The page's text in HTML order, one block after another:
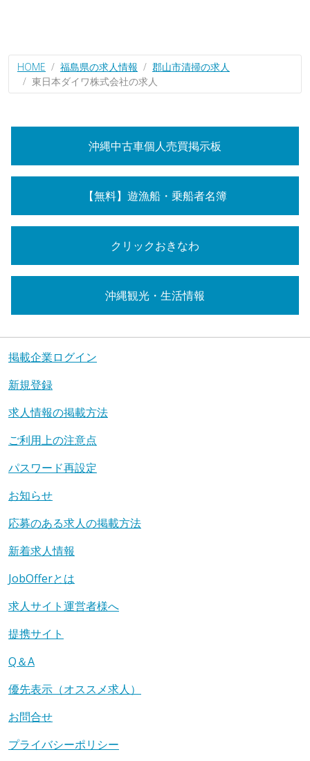
HOME 福島県の求人情報
郡山市清掃の求人
東日本ダイワ株式会社の求人
沖縄中古車個人売買掲示板
【無料】遊漁船・乗船者名簿
クリックおきなわ
沖縄観光・生活情報
掲載企業ログイン
新規登録
求人情報の掲載方法
ご利用上の注意点
パスワード再設定
お知らせ
応募のある求人の掲載方法
新着求人情報
JobOfferとは
求人サイト運営者様へ
提携サイト
Q＆A
優先表示（オススメ求人）
お問合せ
プライバシーポリシー